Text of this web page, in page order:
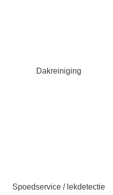
Dakreiniging
Spoedservice / lekdetectie